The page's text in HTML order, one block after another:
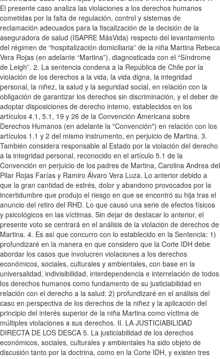
El presente caso analiza las violaciones a los derechos humanos
cometidas por la falta de regulación, control y sistemas de
reclamación adecuados para la fiscalización de la decisión de la
aseguradora de salud (ISAPRE MásVida) respecto del levantamiento
del régimen de “hospitalización domiciliaria” de la niña Martina Rebeca
Vera Rojas (en adelante “Martina”), diagnosticada con el “Síndrome
de Leigh”. 2. La sentencia condena a la República de Chile por la
violación de los derechos a la vida, la vida digna, la integridad
personal, la niñez, la salud y la seguridad social, en relación con la
obligación de garantizar los derechos sin discriminación, y el deber de
adoptar disposiciones de derecho interno, establecidos en los
artículos 4.1, 5.1, 19 y 26 de la Convención Americana sobre
Derechos Humanos (en adelante la "Convención") en relación con los
artículos 1.1 y 2 del mismo instrumento, en perjuicio de Martina. 3.
También considera responsable al Estado por la violación del derecho
a la integridad personal, reconocido en el artículo 5.1 de la
Convención en perjuicio de los padres de Martina, Carolina Andrea del
Pilar Rojas Farías y Ramiro Álvaro Vera Luza. Lo anterior debido a
que la gran cantidad de estrés, dolor y abandono provocados por la
incertidumbre que produjo el riesgo en que se encontró su hija tras el
anuncio del retiro del RHD. Lo que causó una serie de efectos físicos
y psicológicos en las víctimas. Sin dejar de destacar lo anterior, el
presente voto se centrará en el análisis de la violación de derechos de
Martina. 4. Es así que concurro con lo establecido en la Sentencia: 1)
profundizaré en la manera en que considero que la Corte IDH debe
abordar los casos que involucren violaciones a los derechos
económicos, sociales, culturales y ambientales, con base en la
universalidad, indivisibilidad, interdependencia e interrelación de todos
los derechos humanos como fundamento de su justiciabilidad en
relación con el derecho a la salud: 2) profundizaré en el análisis del
caso en perspectiva de los derechos de la niñez y la aplicación del
principio del interés superior de la niña Martina como víctima de
múltiples violaciones a sus derechos. II. LA JUSTICIABILIDAD
DIRECTA DE LOS DESCA 5. La justiciabilidad de los derechos
económicos, sociales, culturales y ambientales ha sido objeto de
discusión tanto por la doctrina, como en la Corte IDH, y existen tres